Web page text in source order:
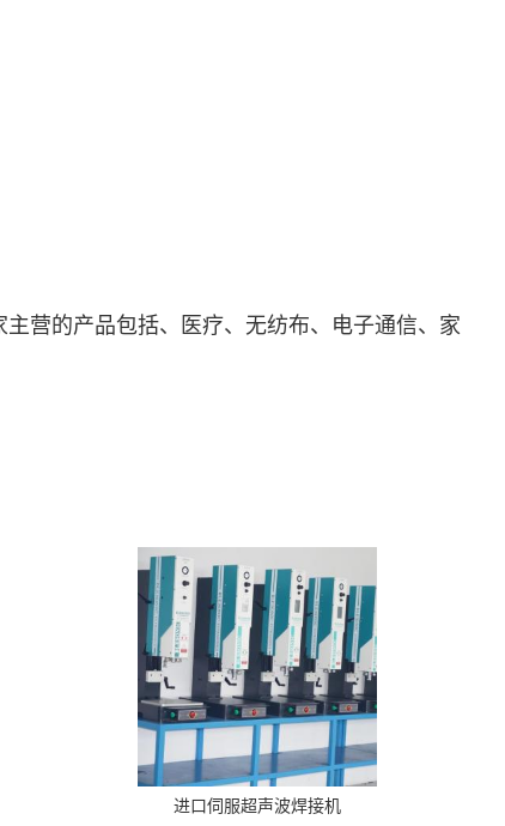
营的产品包括、医疗、无纺布、电子通信、家
进口伺服超声波焊接机